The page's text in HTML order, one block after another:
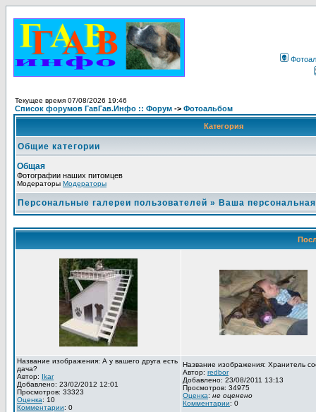
Текущее время 07/08/2026 19:46
Список форумов ГавГав.Инфо :: Форум -> Фотоальбом
Категория
Общие категории
Общая
Фотографии наших питомцев
Модераторы Модераторы
Персональные галереи пользователей » Ваша
Название изображения: А у вашего друга есть
дача?
Автор: Ikar
Добавлено: 23/02/2012 12:01
Просмотров: 33323
Оценка: 10
Комментарии: 0
Название изображения: Хранитель
Автор: redbor
Добавлено: 23/08/2011 13:13
Просмотров: 34975
Оценка: не оценено
Комментарии: 0